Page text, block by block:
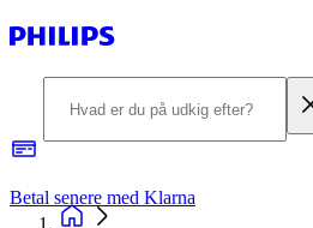
Betal senere med Klarna